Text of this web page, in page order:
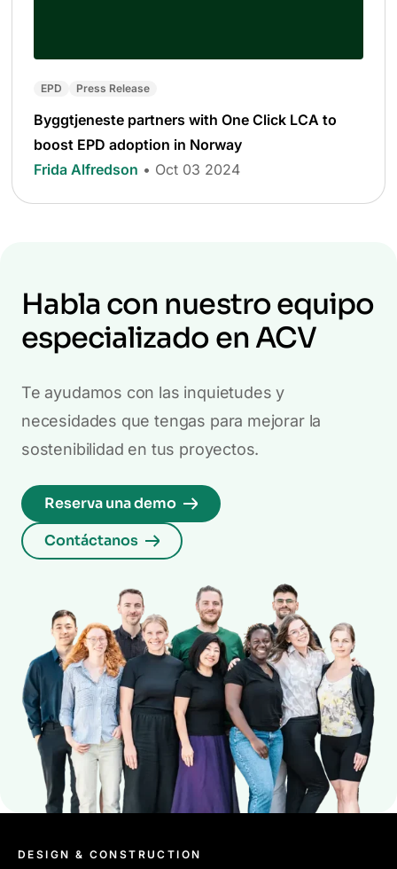
EPD Press Release
Byggtjeneste partners with One Click LCA to
boost EPD adoption in Norway
Frida Alfredson • Oct 03 2024
Habla con nuestro equipo
especializado en ACV
Te ayudamos con las inquietudes y
necesidades que tengas para mejorar la
sostenibilidad en tus proyectos.
Reserva una demo
Contáctanos
DESIGN & CONSTRUCTION